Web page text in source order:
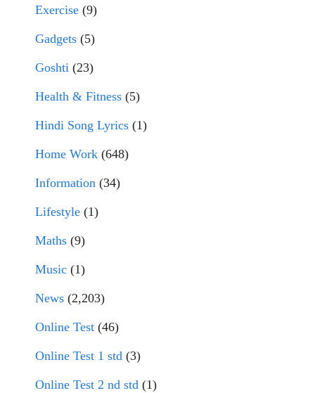
Exercise (9)
Gadgets (5)
Goshti (23)
Health & Fitness (5)
Hindi Song Lyrics (1)
Home Work (648)
Information (34)
Lifestyle (1)
Maths (9)
Music (1)
News (2,203)
Online Test (46)
Online Test 1 std (3)
Online Test 2 nd std (1)